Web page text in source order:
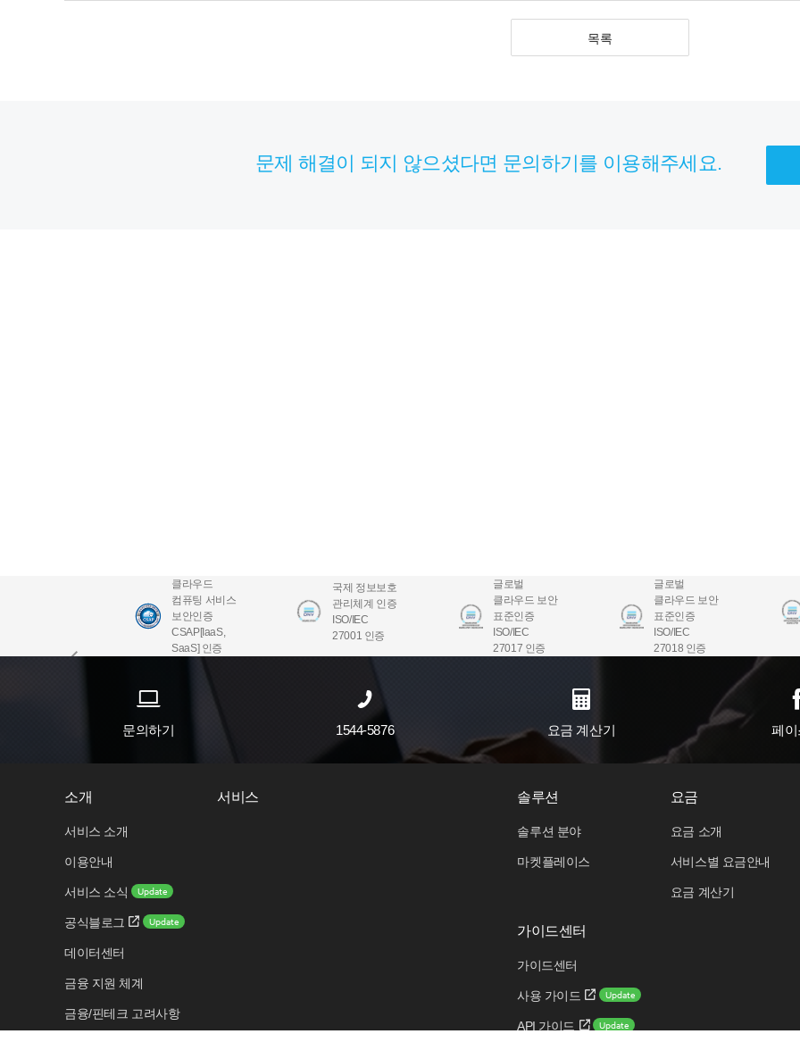
목록
문제 해결이 되지 않으셨다면 문의하기를 이용해주세요.
클라우드
컴퓨팅 서비스
보안인증
CSAP[IaaS,
SaaS] 인증
국제 정보보호
관리체계 인증
ISO/IEC
27001 인증
글로벌
클라우드 보안
표준인증
ISO/IEC
27017 인증
글로벌
클라우드 보안
표준인증
ISO/IEC
27018 인증
문의하기 1544-5876 요금 계산기 페
소개
서비스 소개
이용안내
서비스 소식 Update
공식블로그 Update
데이터센터
금융 지원 체계
금융/핀테크 고려사항
서비스 솔루션
솔루션 분야
마켓플레이스
요금
요금 소개
서비스별 요금안내
요금 계산기
가이드센터
가이드센터
사용 가이드 Update
API 가이드 Update